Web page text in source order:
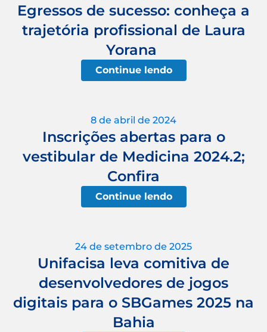
Egressos de sucesso: conheça a
trajetória profissional de Laura
Yorana
Continue lendo
8 de abril de 2024
Inscrições abertas para o
vestibular de Medicina 2024.2;
Confira
Continue lendo
24 de setembro de 2025
Unifacisa leva comitiva de
desenvolvedores de jogos
digitais para o SBGames 2025 na
Bahia